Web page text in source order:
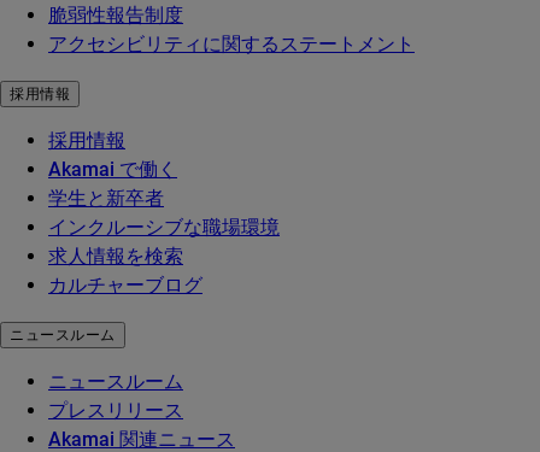
脆弱性報告制度
アクセシビリティに関するステートメント
採用情報
採用情報
Akamai で働く
学生と新卒者
インクルーシブな職場環境
求人情報を検索
カルチャーブログ
ニュースルーム
ニュースルーム
プレスリリース
Akamai 関連ニュース